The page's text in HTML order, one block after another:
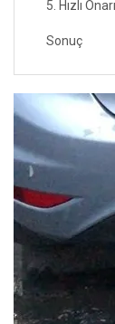
5. Hızlı
Sonuç